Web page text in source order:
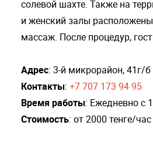
солевой шахте. Также на
и женский залы расположены
массаж. После процедур,
Адрес: 3-й микрорайон, 41г/б
Контакты: +7 707 173 94 95
Время работы: Ежедневно с
Стоимость: от 2000 тенге/час